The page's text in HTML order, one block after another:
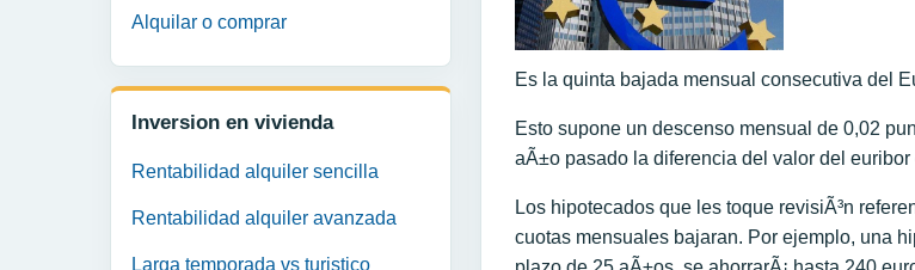
Alquilar o comprar
Inversion en vivienda
Rentabilidad alquiler sencilla
Rentabilidad alquiler avanzada
Larga temporada vs turistico
Es la quinta bajada mensual consecutiva del
Esto supone un descenso mensual de 0,02
aÃ±o pasado la diferencia del valor del
Los hipotecados que les toque revisiÃ³n
cuotas mensuales bajaran. Por ejemplo, una